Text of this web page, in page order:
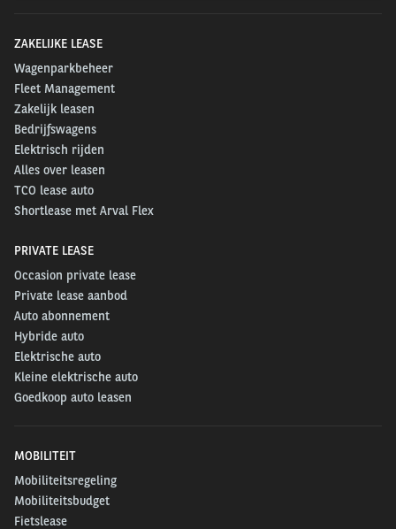
ZAKELIJKE LEASE
Wagenparkbeheer
Fleet Management
Zakelijk leasen
Bedrijfswagens
Elektrisch rijden
Alles over leasen
TCO lease auto
Shortlease met Arval Flex
PRIVATE LEASE
Occasion private lease
Private lease aanbod
Auto abonnement
Hybride auto
Elektrische auto
Kleine elektrische auto
Goedkoop auto leasen
MOBILITEIT
Mobiliteitsregeling
Mobiliteitsbudget
Fietslease